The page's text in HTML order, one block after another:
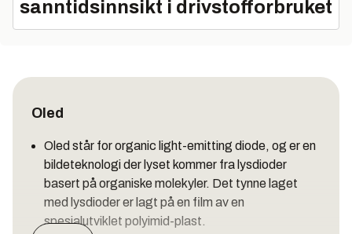
sanntidsinnsikt i drivstofforbruket
Oled
Oled står for organic light-emitting diode, og er en
bildeteknologi der lyset kommer fra lysdioder
basert på organiske molekyler. Det tynne laget
med lysdioder er lagt på en film av en
spesialutviklet polyimid-plast.